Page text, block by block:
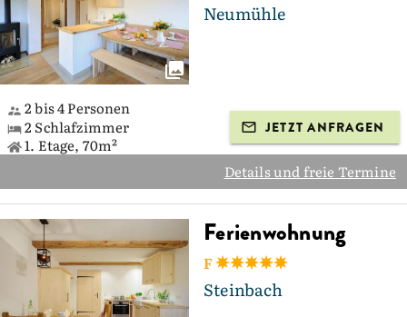
Neumühle
2 bis 4 Personen
2 Schlafzimmer
1. Etage, 70m²
JETZT ANFRAGEN
Details und freie Termine
Ferienwohnung
F
Steinbach